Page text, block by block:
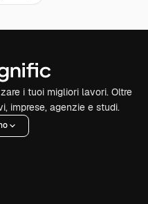
i tuoi migliori lavori. Oltre
imprese, agenzie e studi.